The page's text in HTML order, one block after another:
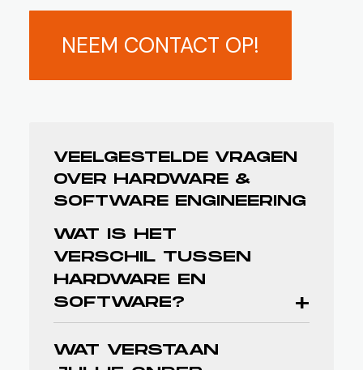
NEEM CONTACT OP!
VEELGESTELDE VRAGEN
OVER HARDWARE &
SOFTWARE ENGINEERING
WAT IS HET
VERSCHIL TUSSEN
HARDWARE EN
SOFTWARE?
Hardware is het fysieke deel van een
besturingssysteem: besturingskasten,
WAT VERSTAAN